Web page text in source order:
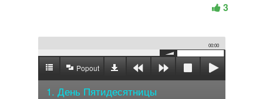
3
00:00
Popout
1. День Пятидесятницы